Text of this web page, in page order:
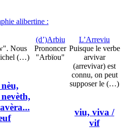
alibertine :
Nous
(…)
(d’)Arbiu
Prononcer
"Arbïou"
L’Arreviu
Puisque le verbe
arvivar
(arrevivar) est
connu, on peut
supposer le (…)
viu, viva /
vif